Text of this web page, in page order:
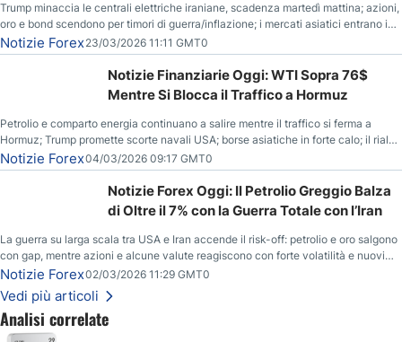
Trump minaccia le centrali elettriche iraniane, scadenza martedì mattina; azioni,
oro e bond scendono per timori di guerra/inflazione; i mercati asiatici entrano in
correzione; il petrolio greggio resta stabile.
Notizie Forex23/03/2026 11:11 GMT0
Notizie Finanziarie Oggi: WTI Sopra 76$
Mentre Si Blocca il Traffico a Hormuz
Petrolio e comparto energia continuano a salire mentre il traffico si ferma a
Hormuz; Trump promette scorte navali USA; borse asiatiche in forte calo; il rialzo
del gas naturale mette pressione all’euro.
Notizie Forex04/03/2026 09:17 GMT0
Notizie Forex Oggi: Il Petrolio Greggio Balza
di Oltre il 7% con la Guerra Totale con l’Iran
La guerra su larga scala tra USA e Iran accende il risk-off: petrolio e oro salgono
con gap, mentre azioni e alcune valute reagiscono con forte volatilità e nuovi
livelli da monitorare.
Notizie Forex02/03/2026 11:29 GMT0
Vedi più articoli
Analisi correlate